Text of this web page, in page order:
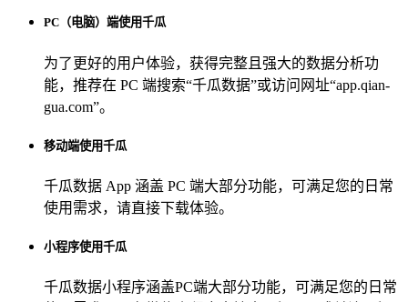
PC（电脑）端使用千瓜
为了更好的用户体验，获得完整且强大的数据分析功
能，推荐在 PC 端搜索“千瓜数据”或访问网址“app.qian-
gua.com”。
移动端使用千瓜
千瓜数据 App 涵盖 PC 端大部分功能，可满足您的日常
使用需求，请直接下载体验。
小程序使用千瓜
千瓜数据小程序涵盖PC端大部分功能，可满足您的日常